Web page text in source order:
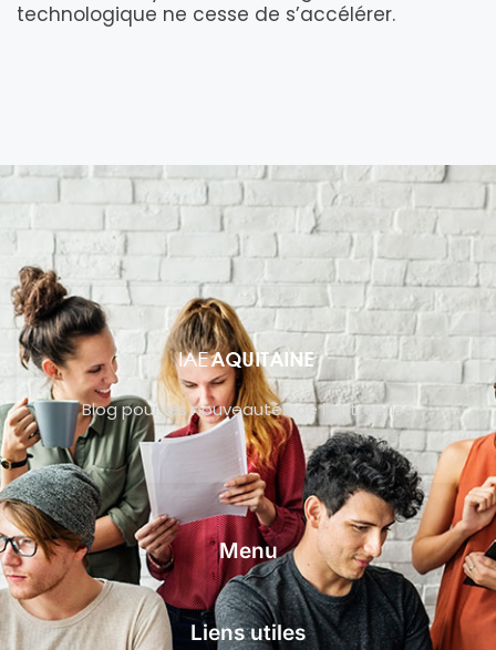
technologique ne cesse de s’accélérer.
Blog pour les nouveautés de l’entreprise
Menu
Liens utiles